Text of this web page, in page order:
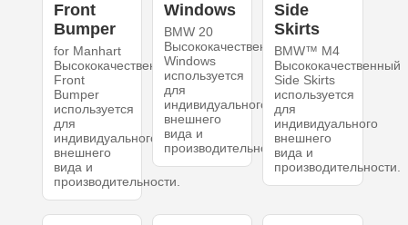
Front
Bumper
for Manhart
Высококачественный
Front
Bumper
используется
для
индивидуального
внешнего
вида и
производительности.
Windows
BMW 20
Высококачественный
Windows
используется
для
индивидуального
внешнего
вида и
производительности.
Side
Skirts
BMW™ M4
Высококачественный
Side Skirts
используется
для
индивидуального
внешнего
вида и
производительности.